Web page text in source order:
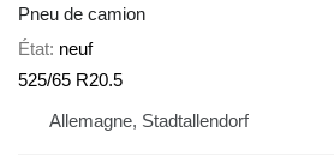
Pneu de camion
État neuf
525/65 R20.5
Allemagne, Stadtallendorf